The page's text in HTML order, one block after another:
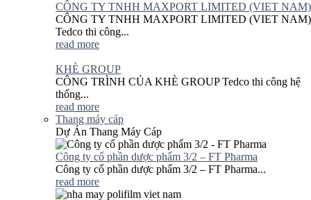
CÔNG TY TNHH MAXPORT LIMITED (VIET NAM)
CÔNG TY TNHH MAXPORT LIMITED (VIET NAM)
Tedco thi công...
read more
KHÈ GROUP
CÔNG TRÌNH CỦA KHÈ GROUP Tedco thi công hệ
thống...
read more
Thang máy cáp
Dự Án Thang Máy Cáp
Công ty cổ phần dược phẩm 3/2 – FT Pharma
Công ty cổ phần dược phẩm 3/2 – FT Pharma...
read more